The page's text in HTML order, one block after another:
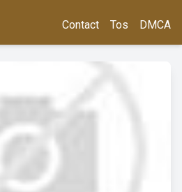
Contact Tos DMCA